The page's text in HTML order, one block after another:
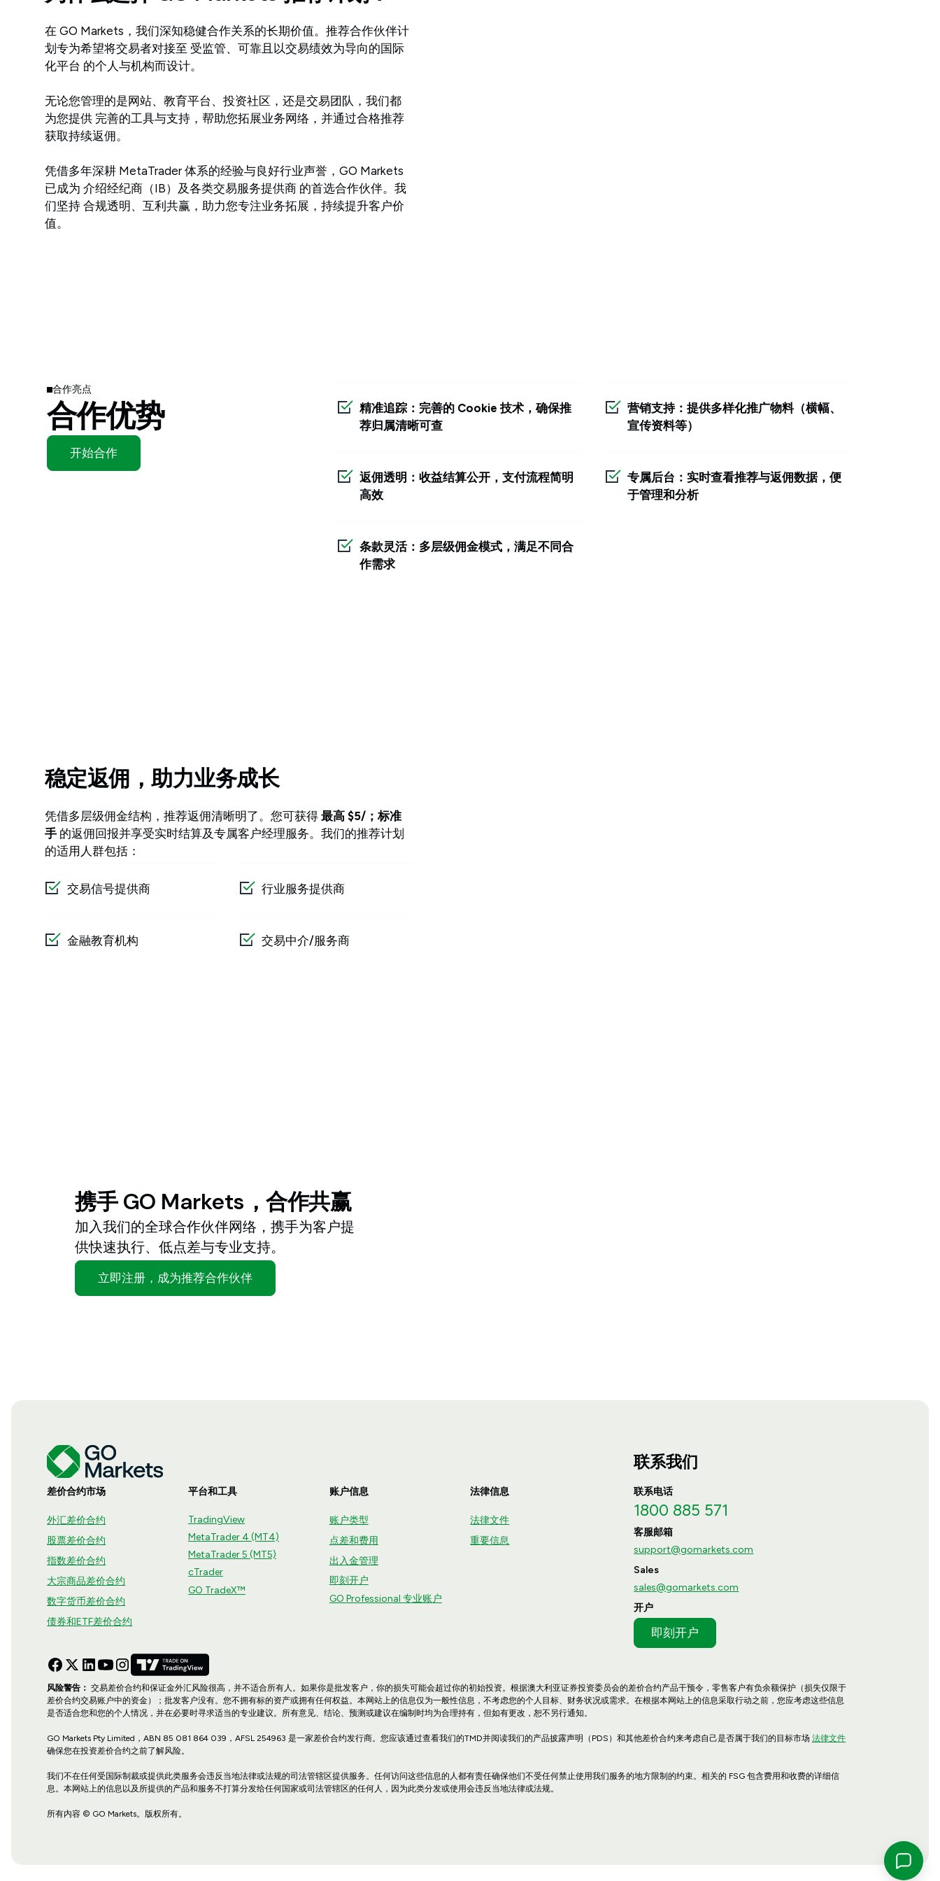
在 GO Markets，我们深知稳健合作关系的长期价值。推荐合作伙伴计
划专为希望将交易者对接至 受监管、可靠且以交易绩效为导向的国际
化平台 的个人与机构而设计。
无论您管理的是网站、教育平台、投资社区，还是交易团队，我们都
为您提供 完善的工具与支持，帮助您拓展业务网络，并通过合格推荐
获取持续返佣。
凭借多年深耕 MetaTrader 体系的经验与良好行业声誉，GO Markets
已成为 介绍经纪商（IB）及各类交易服务提供商 的首选合作伙伴。我
们坚持 合规透明、互利共赢，助力您专注业务拓展，持续提升客户价
值。
合作亮点
合作优势
开始合作
精准追踪：完善的 Cookie 技术，确保推
荐归属清晰可查
营销支持：提供多样化推广物料（横幅、
宣传资料等）
返佣透明：收益结算公开，支付流程简明
高效
专属后台：实时查看推荐与返佣数据，便
于管理和分析
条款灵活：多层级佣金模式，满足不同合
作需求
稳定返佣，助力业务成长
凭借多层级佣金结构，推荐返佣清晰明了。您可获得 最高 $5/；标准
手的返佣回报并享受实时结算及专属客户经理服务。我们的推荐计划
的适用人群包括：
交易信号提供商 行业服务提供商
金融教育机构 交易中介/服务商
携手 GO Markets，合作共赢
加入我们的全球合作伙伴网络，携手为客户提
供快速执行、低点差与专业支持。
立即注册，成为推荐合作伙伴
差价合约市场
外汇差价合约
股票差价合约
指数差价合约
大宗商品差价合约
数字货币差价合约
债券和ETF差价合约
平台和工具
TradingView
MetaTrader 4 (MT4)
MetaTrader 5 (MT5)
cTrader
GO TradeX™
账户信息
账户类型
点差和费用
出入金管理
即刻开户
GO Professional 专业账户
法律信息
法律文件
重要信息
联系我们
联系电话
1800 885 571
客服邮箱
support@gomarkets.com
Sales
sales@gomarkets.com
开户
即刻开户
风险警告： 交易差价合约和保证金外汇风险很高，并不适合所有人。如果你是批发客户，你的损失可能会超过你的初始投资。根据澳大利亚证券投资委员会的差价合约产品干预令，零售客户有负余额保护（损失仅限于
差价合约交易账户中的资金）；批发客户没有。您不拥有标的资产或拥有任何权益。本网站上的信息仅为一般性信息，不考虑您的个人目标、财务状况或需求。在根据本网站上的信息采取行动之前，您应考虑这些信息
是否适合您和您的个人情况，并在必要时寻求适当的专业建议。所有意见、结论、预测或建议在编制时均为合理持有，但如有更改，恕不另行通知。
GO Markets Pty Limited，ABN 85 081 864 039，AFSL 254963 是一家差价合约发行商。您应该通过查看我们的TMD并阅读我们的产品披露声明（PDS）和其他差价合约来考虑自己是否属于我们的目标市场法律文件
确保您在投资差价合约之前了解风险。
我们不在任何受国际制裁或提供此类服务会违反当地法律或法规的司法管辖区提供服务。任何访问这些信息的人都有责任确保他们不受任何禁止使用我们服务的地方限制的约束。相关的 FSG 包含费用和收费的详细信
息。本网站上的信息以及所提供的产品和服务不打算分发给任何国家或司法管辖区的任何人，因为此类分发或使用会违反当地法律或法规。
所有内容 © GO Markets。版权所有。